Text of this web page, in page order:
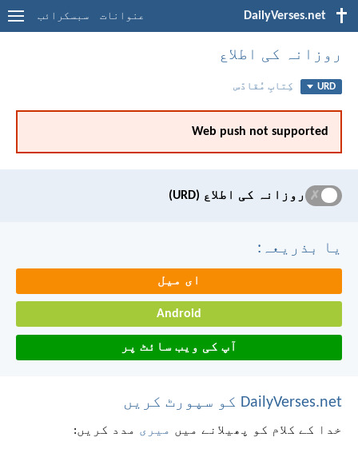
DailyVerses.net عنوانات سبسکرائب
روزانہ کی اطلاع
URD کِتابِ مُقادّس
Web push not supported
✗ روزانہ کی اطلاع (URD)
یا بذریعہ:
ای میل
Android
آپ کی ویب سائٹ پر
DailyVerses.net کو سپورٹ کریں
خدا کے کلام کو پھیلانے میں میری مدد کریں: